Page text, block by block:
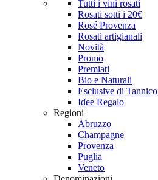
Tutti i vini rosati
Rosati sotti i 20€
Rosé Provenza
Rosati artigianali
Novità
Promo
Premiati
Bio e Naturali
Esclusive di Tannico
Idee Regalo
Regioni
Abruzzo
Champagne
Provenza
Puglia
Veneto